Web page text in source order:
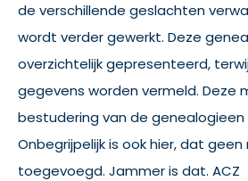
de verschillende geslachten
wordt verder gewerkt. Deze
overzichtelijk gepresenteerd,
gegevens worden vermeld. Deze
bestudering van de
Onbegrijpelijk is ook hier, dat geen
toegevoegd. Jammer is dat. ACZ